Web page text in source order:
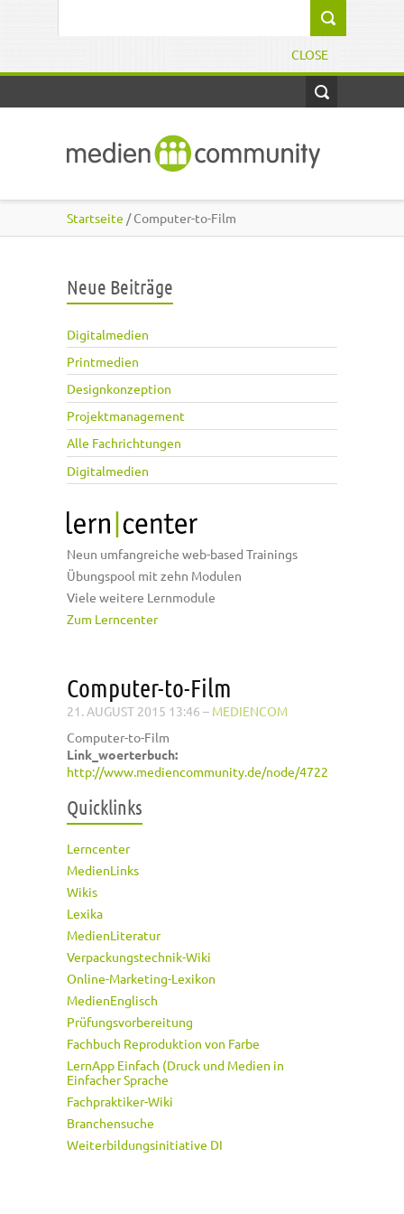
CLOSE
Startseite / Computer-to-Film
Neue Beiträge
Digitalmedien
Printmedien
Designkonzeption
Projektmanagement
Alle Fachrichtungen
Digitalmedien
Neun umfangreiche web-based Trainings
Übungspool mit zehn Modulen
Viele weitere Lernmodule
Zum Lerncenter
Computer-to-Film
21. AUGUST 2015 13:46 – MEDIENCOM
Computer-to-Film
Link_woerterbuch:
http://www.mediencommunity.de/node/4722
Quicklinks
Lerncenter
MedienLinks
Wikis
Lexika
MedienLiteratur
Verpackungstechnik-Wiki
Online-Marketing-Lexikon
MedienEnglisch
Prüfungsvorbereitung
Fachbuch Reproduktion von Farbe
LernApp Einfach (Druck und Medien in
Einfacher Sprache
Fachpraktiker-Wiki
Branchensuche
Weiterbildungsinitiative DI